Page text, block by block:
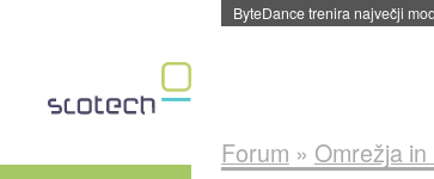
Spletne strani začele streči
Forum » Omrežja